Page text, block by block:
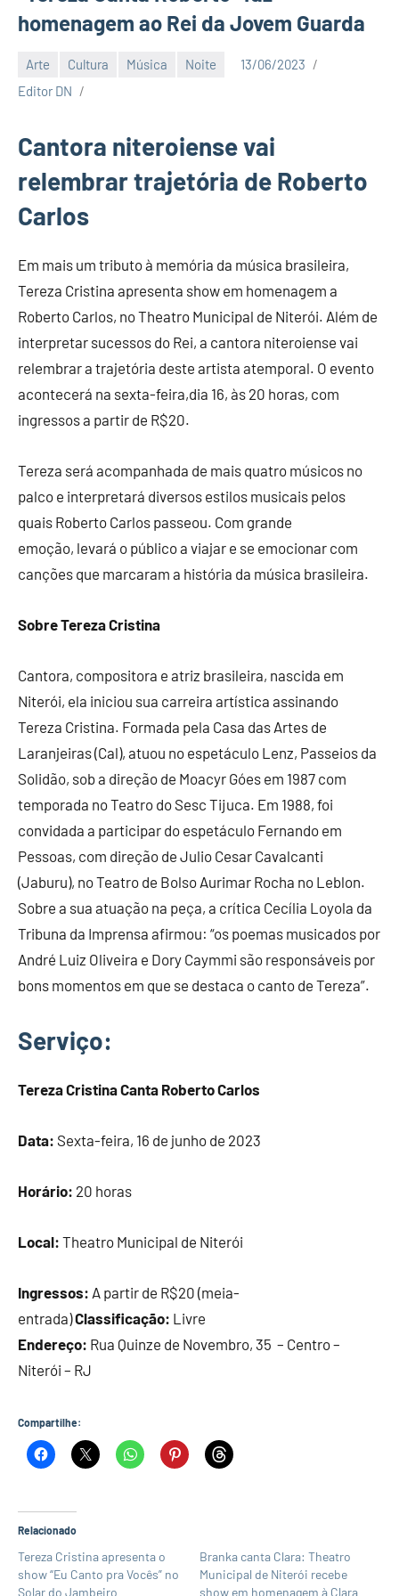
homenagem ao Rei da Jovem Guarda
Arte Cultura Música Noite
13/06/2023
Editor DN
Cantora niteroiense vai
relembrar trajetória de Roberto
Carlos
Em mais um tributo à memória da música brasileira,
Tereza Cristina apresenta show em homenagem a
Roberto Carlos, no Theatro Municipal de Niterói. Além de
interpretar sucessos do Rei, a cantora niteroiense vai
relembrar a trajetória deste artista atemporal. O evento
acontecerá na sexta-feira,dia 16, às 20 horas, com
ingressos a partir de R$20.
Tereza será acompanhada de mais quatro músicos no
palco e interpretará diversos estilos musicais pelos
quais Roberto Carlos passeou. Com grande
emoção, levará o público a viajar e se emocionar com
canções que marcaram a história da música brasileira.
Sobre Tereza Cristina
Cantora, compositora e atriz brasileira, nascida em
Niterói, ela iniciou sua carreira artística assinando
Tereza Cristina. Formada pela Casa das Artes de
Laranjeiras (Cal), atuou no espetáculo Lenz, Passeios da
Solidão, sob a direção de Moacyr Góes em 1987 com
temporada no Teatro do Sesc Tijuca. Em 1988, foi
convidada a participar do espetáculo Fernando em
Pessoas, com direção de Julio Cesar Cavalcanti
(Jaburu), no Teatro de Bolso Aurimar Rocha no Leblon.
Sobre a sua atuação na peça, a crítica Cecília Loyola da
Tribuna da Imprensa afirmou: “os poemas musicados por
André Luiz Oliveira e Dory Caymmi são responsáveis por
bons momentos em que se destaca o canto de Tereza”.
Serviço:
Tereza Cristina Canta Roberto Carlos
Data: Sexta-feira, 16 de junho de 2023
Horário: 20 horas
Local: Theatro Municipal de Niterói
Ingressos: A partir de R$20 (meia-
entrada)Classificação: Livre
Endereço: Rua Quinze de Novembro, 35 – Centro –
Niterói – RJ
Compartilhe:
Relacionado
Tereza Cristina apresenta o
show “Eu Canto pra Vocês” no
Solar do Jambeiro
Branka canta Clara: Theatro
Municipal de Niterói recebe
show em homenagem à Clara